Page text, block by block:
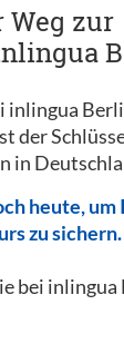
zur
der
in
heute, um
zu sichern.
bei inlingua